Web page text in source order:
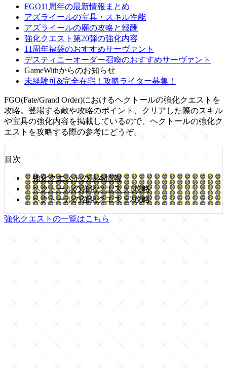
FGO11周年の最新情報まとめ
アズライールの宝具・スキル性能
アズライールの廟の攻略と報酬
強化クエスト第20弾の強化内容
11周年福袋のおすすめサーヴァント
デスティニーオーダー召喚のおすすめサーヴァント
GameWithからのお知らせ
未経験可&完全在宅！攻略ライター募集！
FGO(Fate/Grand Order)におけるヘクトールの強化クエストを
攻略。登場する敵や攻略のポイント、クリアした際のスキル
や宝具の強化内容を掲載しているので、ヘクトールの強化ク
エストを攻略する際の参考にどうぞ。
目次
強化クエストの基本情報
ヘクトールの強化クエスト1攻略
ヘクトールの強化クエスト2攻略
強化クエストの一覧はこちら